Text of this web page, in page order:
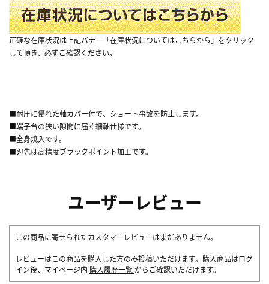
正確な在庫状況は上記バナー「在庫状況についてはこちらから」をクリック
して頂き、必ずご確認ください。
■耐圧に優れた軸カバー付で、ショート事故を防止します。
■端子台の狭い隙間に届く細軸仕様です。
■全身焼入です。
■刃先は高精度ブラックポイント加工です。
ユーザーレビュー
この商品に寄せられたカスタマーレビューはまだありません。
レビューはこの商品を購入した方のみ投稿いただけます。購入商品はログ
イン後、マイページ内 購入履歴一覧 からご確認いただけます。